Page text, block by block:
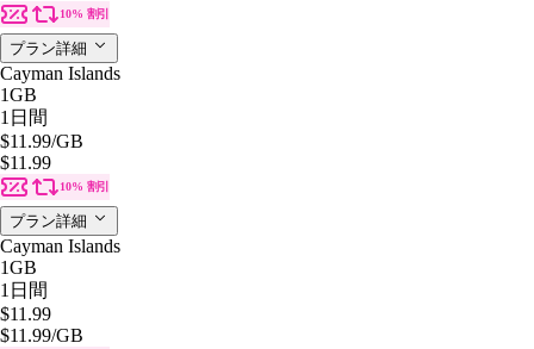
10% 割引
プラン詳細
Cayman Islands
1GB
1日間
$11.99/GB
$11.99
10% 割引
プラン詳細
Cayman Islands
1GB
1日間
$11.99
$11.99/GB